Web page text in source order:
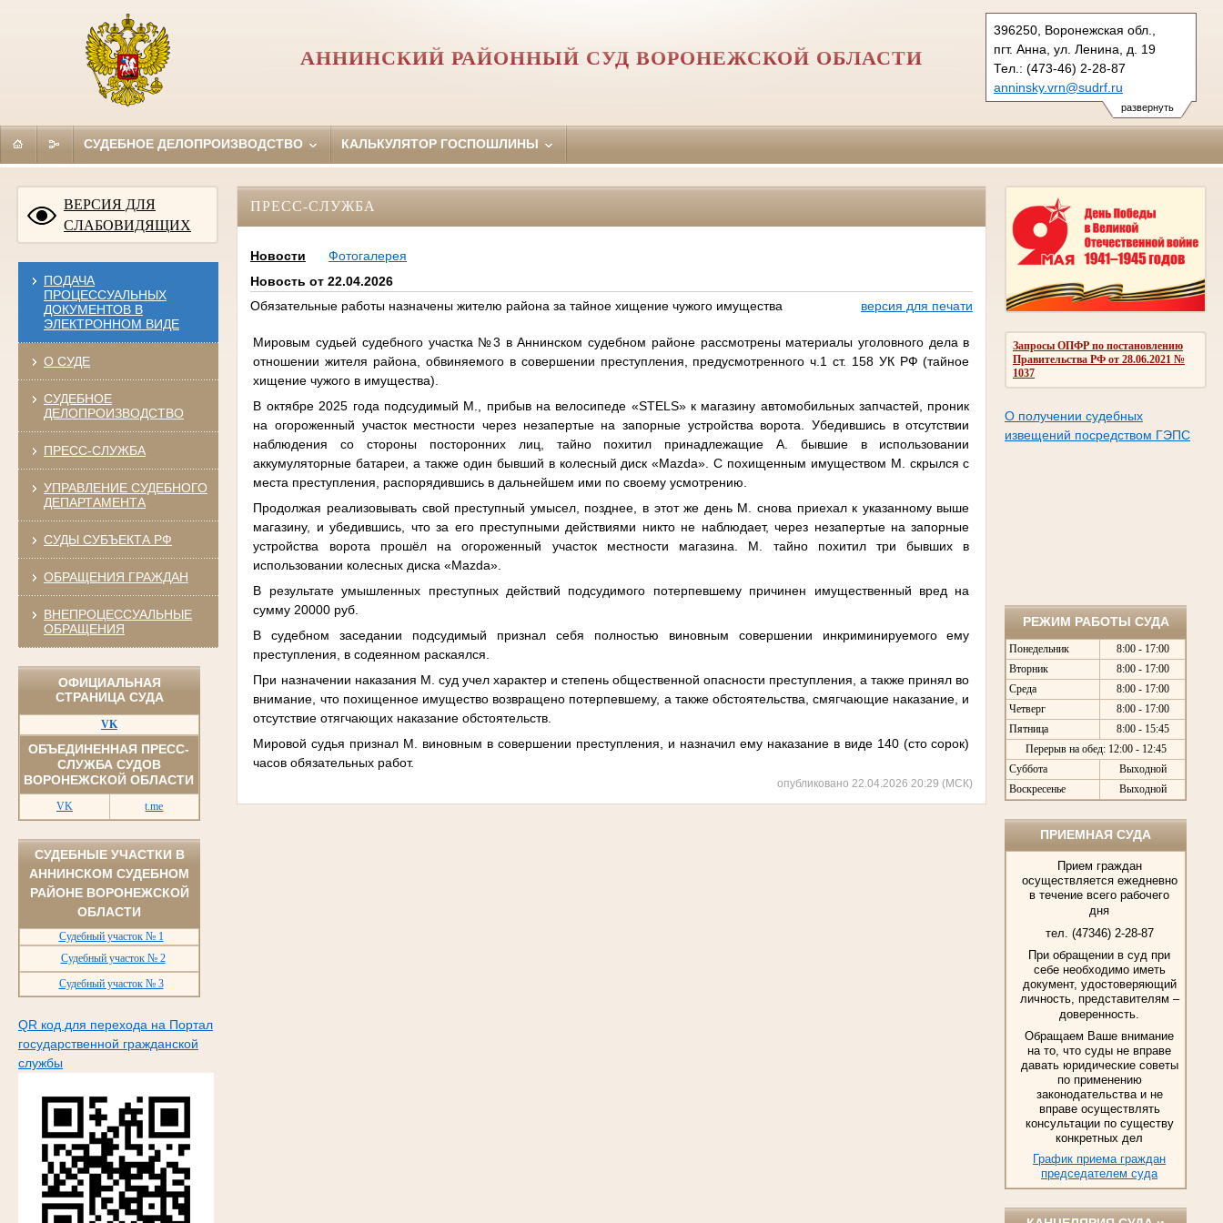
развернуть
396250, Воронежская обл.,
пгт. Анна, ул. Ленина, д. 19
Тел.: (473-46) 2-28-87
anninsky.vrn@sudrf.ru
схема проезда
АННИНСКИЙ РАЙОННЫЙ СУД ВОРОНЕЖСКОЙ ОБЛАСТИ
СУДЕБНОЕ ДЕЛОПРОИЗВОДСТВО КАЛЬКУЛЯТОР ГОСПОШЛИНЫ
ВЕРСИЯ ДЛЯ
СЛАБОВИДЯЩИХ
ПОДАЧА
ПРОЦЕССУАЛЬНЫХ
ДОКУМЕНТОВ В
ЭЛЕКТРОННОМ ВИДЕ
О СУДЕ
СУДЕБНОЕ
ДЕЛОПРОИЗВОДСТВО
ПРЕСС-СЛУЖБА
УПРАВЛЕНИЕ СУДЕБНОГО
ДЕПАРТАМЕНТА
СУДЫ СУБЪЕКТА РФ
ОБРАЩЕНИЯ ГРАЖДАН
ВНЕПРОЦЕССУАЛЬНЫЕ
ОБРАЩЕНИЯ
ОФИЦИАЛЬНАЯ
СТРАНИЦА СУДА
VK
ОБЪЕДИНЕННАЯ ПРЕСС-
СЛУЖБА СУДОВ
ВОРОНЕЖСКОЙ ОБЛАСТИ
VK t.me
СУДЕБНЫЕ УЧАСТКИ В
АННИНСКОМ СУДЕБНОМ
РАЙОНЕ ВОРОНЕЖСКОЙ
ОБЛАСТИ
Судебный участок № 1
Судебный участок № 2
Судебный участок № 3
QR код для перехода на Портал
государственной гражданской
службы
Запросы ОПФР по постановлению
Правительства РФ от 28.06.2021 №
1037
О получении судебных
извещений посредством ГЭПС
РЕЖИМ РАБОТЫ СУДА
Понедельник
8:00 - 17:00
Вторник
8:00 - 17:00
Среда
8:00 - 17:00
Четверг
8:00 - 17:00
Пятница
8:00 - 15:45
Перерыв на обед: 12:00 - 12:45
Суббота
Выходной
Воскресенье
Выходной
ПРИЕМНАЯ СУДА
Прием граждан
осуществляется ежедневно
в течение всего рабочего
дня
тел. (47346) 2-28-87
При обращении в суд при
себе необходимо иметь
документ, удостоверяющий
личность, представителям –
доверенность.
Обращаем Ваше внимание
на то, что суды не вправе
давать юридические советы
по применению
законодательства и не
вправе осуществлять
консультации по существу
конкретных дел
График приема граждан
председателем суда
ПРЕСС-СЛУЖБА
Новости
Фотогалерея
Новость от 22.04.2026
Обязательные работы назначены жителю района за тайное хищение чужого имущества
версия для печати
Мировым судьей судебного участка №3 в Аннинском судебном районе рассмотрены материалы уголовного дела в
отношении жителя района, обвиняемого в совершении преступления, предусмотренного ч.1 ст. 158 УК РФ (тайное
хищение чужого в имущества).
В октябре 2025 года подсудимый М., прибыв на велосипеде «STELS» к магазину автомобильных запчастей, проник
на огороженный участок местности через незапертые на запорные устройства ворота. Убедившись в отсутствии
наблюдения со стороны посторонних лиц, тайно похитил принадлежащие А. бывшие в использовании
аккумуляторные батареи, а также один бывший в колесный диск «Mazda». С похищенным имуществом М. скрылся с
места преступления, распорядившись в дальнейшем ими по своему усмотрению.
Продолжая реализовывать свой преступный умысел, позднее, в этот же день М. снова приехал к указанному выше
магазину, и убедившись, что за его преступными действиями никто не наблюдает, через незапертые на запорные
устройства ворота прошёл на огороженный участок местности магазина. М. тайно похитил три бывших в
использовании колесных диска «Mazda».
В результате умышленных преступных действий подсудимого потерпевшему причинен имущественный вред на
сумму 20000 руб.
В судебном заседании подсудимый признал себя полностью виновным совершении инкриминируемого ему
преступления, в содеянном раскаялся.
При назначении наказания М. суд учел характер и степень общественной опасности преступления, а также принял во
внимание, что похищенное имущество возвращено потерпевшему, а также обстоятельства, смягчающие наказание, и
отсутствие отягчающих наказание обстоятельств.
Мировой судья признал М. виновным в совершении преступления, и назначил ему наказание в виде 140 (сто сорок)
часов обязательных работ.
опубликовано 22.04.2026 20:29 (МСК)